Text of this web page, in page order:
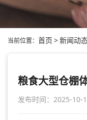
当前位置： 首页 >新闻动
粮食大型仓棚
发布时间：2025-10-